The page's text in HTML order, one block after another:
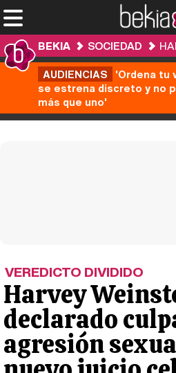
BEKIA SOCIEDAD
AUDIENCIAS 'Ordena tu
se estrena discreto y no
más que uno'
VEREDICTO DIVIDIDO
Harvey
declarado
agresión